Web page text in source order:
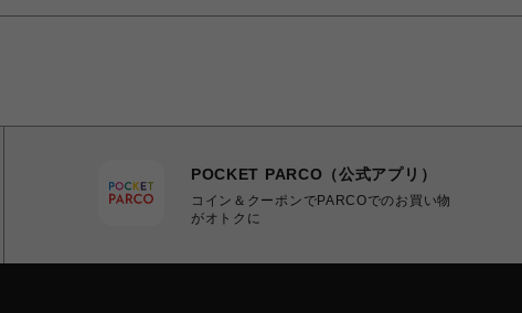
POCKET PARCO（公式アプリ）
コイン＆クーポンでPARCOでのお買い物
がオトクに